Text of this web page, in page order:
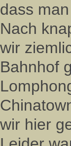
dass
Nach
wir
Bahnhof
wir hier